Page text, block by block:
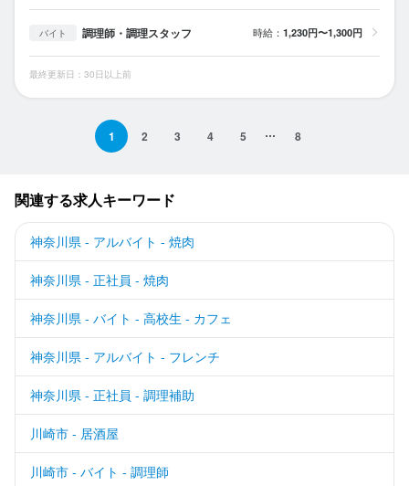
バイト 調理師・調理スタッフ 時給： 1,230円〜1,300円
最終更新日：30日以上前
1 2 3 4 5 8
関連する求人キーワード
神奈川県 - アルバイト - 焼肉
神奈川県 - 正社員 - 焼肉
神奈川県 - バイト - 高校生 - カフェ
神奈川県 - アルバイト - フレンチ
神奈川県 - 正社員 - 調理補助
川崎市 - 居酒屋
川崎市 - バイト - 調理師